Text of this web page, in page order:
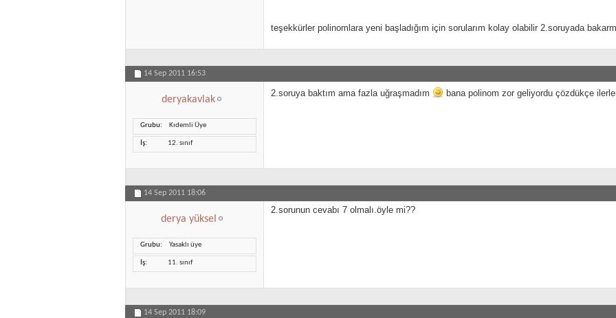
teşekkürler polinomlara yeni başladığım için sorularım kolay olabilir 2.soruyada
14 Sep 2011 16:53
deryakavlak
Grubu Kıdemli Üye
İş 12. sınıf
2.soruya baktım ama fazla uğraşmadım bana polinom zor geliyordu çözdükçe
14 Sep 2011 18:06
derya yüksel
Grubu Yasaklı üye
İş 11. sınıf
2.sorunun cevabı 7 olmalı.öyle mi??
14 Sep 2011 18:09